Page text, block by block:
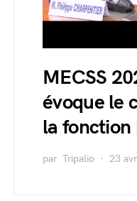
MECSS
évoque le
la
par Tripalio 23